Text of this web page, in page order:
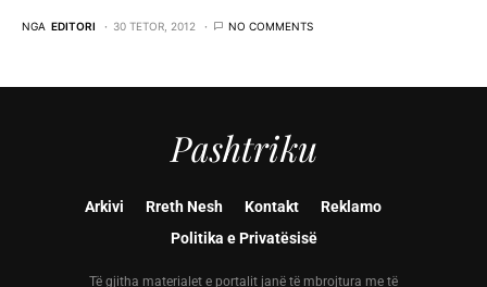
NGA EDITORI 30 TETOR, 2012 NO COMMENTS
Pashtriku
Arkivi Rreth Nesh Kontakt
Reklamo
Politika e Privatësisë
Të gjitha materialet e portalit janë të mbrojtura me të